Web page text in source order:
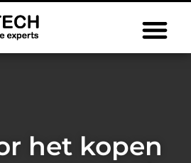
het kopen